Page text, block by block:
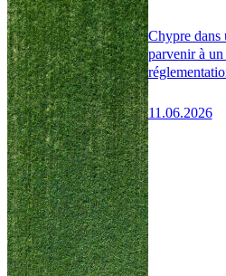
Chypre dans
parvenir à
11.06.2026